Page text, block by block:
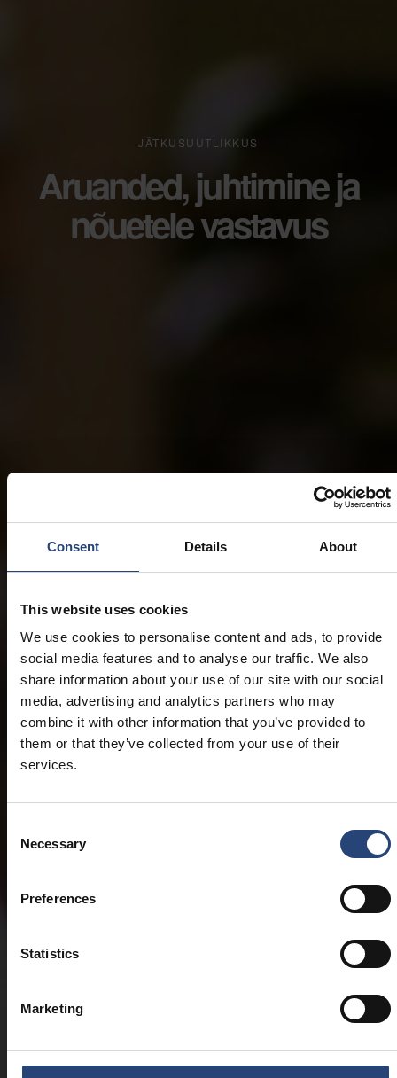
Consent Details About
This website uses cookies
We use cookies to personalise content and ads, to provide
social media features and to analyse our traffic. We also
share information about your use of our site with our social
media, advertising and analytics partners who may
combine it with other information that you’ve provided to
them or that they’ve collected from your use of their
services.
Selection
Necessary
Preferences
Statistics
Marketing
JÄTKUSUUTLIKKUS
Aruanded, juhtimine ja
nõuetele vastavus